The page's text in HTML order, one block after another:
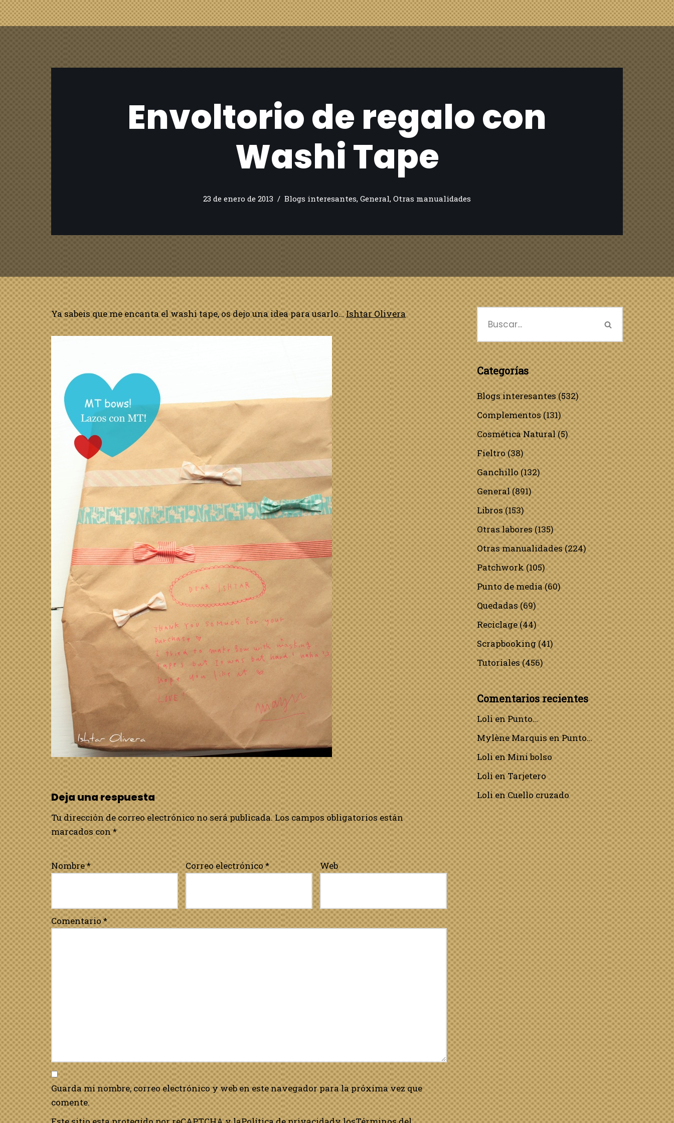
Envoltorio de regalo con
Washi Tape
23 de enero de 2013 Blogs interesantes, General, Otras manualidades
Ya sabeis que me encanta el washi tape, os dejo una idea para usarlo…Ishtar Olivera
Deja una respuesta
Tu dirección de correo electrónico no será publicada. Los campos obligatorios están
marcados con*
Nombre* Correo electrónico* Web
Comentario*
Guarda mi nombre, correo electrónico y web en este navegador para la próxima vez que
comente.
Categorías
Blogs interesantes(532)
Complementos(131)
Cosmética Natural(5)
Fieltro(38)
Ganchillo(132)
General(891)
Libros(153)
Otras labores(135)
Otras manualidades(224)
Patchwork(105)
Punto de media(60)
Quedadas(69)
Reciclage(44)
Scrapbooking(41)
Tutoriales(456)
Comentarios recientes
LolienPunto…
Mylène MarquisenPunto…
LolienMini bolso
LolienTarjetero
LolienCuello cruzado